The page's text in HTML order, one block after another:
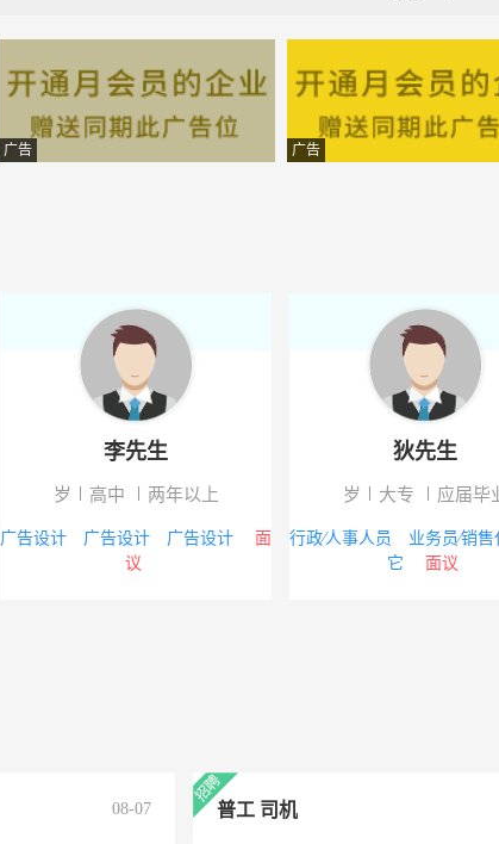
东海双西湖置业有限责任公司 -
东海县雨润公司 -
东海县海陵物业管理有限公司
连信石英科技有限公司
连云港网通东海县分公司
连云港启创铝制品制造有限公司 -
广告 广告
李先生
岁 高中 两年以上
广告设计 广告设计 广告设计
面
议
狄先生
岁 大专 应届毕
行政∕人事人员 业务员∕销
它
面议
08-07 普工 司机